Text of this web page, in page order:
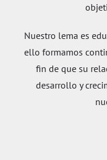
Nuestro lema es
ello formamos
fin de que su
desarrollo y